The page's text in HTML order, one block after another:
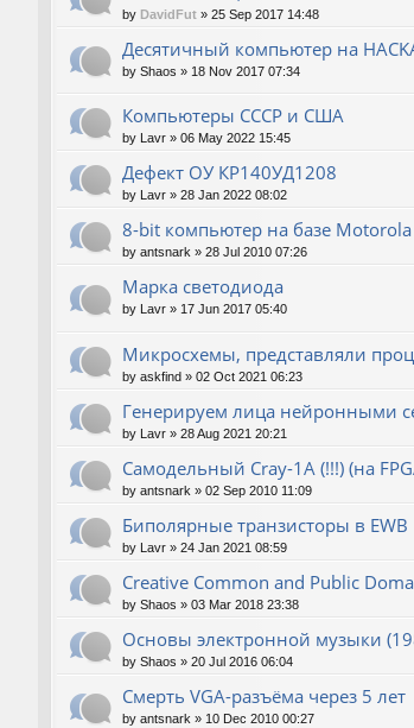
by DavidFut » 25 Sep 2017 14:48
Десятичный компьютер на
by Shaos » 18 Nov 2017 07:34
Компьютеры СССР и США
by Lavr » 06 May 2022 15:45
Дефект ОУ КР140УД1208
by Lavr » 28 Jan 2022 08:02
8-bit компьютер на базе
by antsnark » 28 Jul 2010 07:26
Марка светодиода
by Lavr » 17 Jun 2017 05:40
Микросхемы, представляли
by askfind » 02 Oct 2021 06:23
Генерируем лица нейронными
by Lavr » 28 Aug 2021 20:21
Cамодельный Cray-1A (!!!) (на
by antsnark » 02 Sep 2010 11:09
Биполярные транзисторы в EWB
by Lavr » 24 Jan 2021 08:59
Creative Common and Public
by Shaos » 03 Mar 2018 23:38
Основы электронной музыки
by Shaos » 20 Jul 2016 06:04
Смерть VGA-разъёма через 5 лет
by antsnark » 10 Dec 2010 00:27